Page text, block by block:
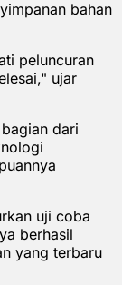
bahan
peluncuran
ujar
dari
uji coba
berhasil
yang terbaru